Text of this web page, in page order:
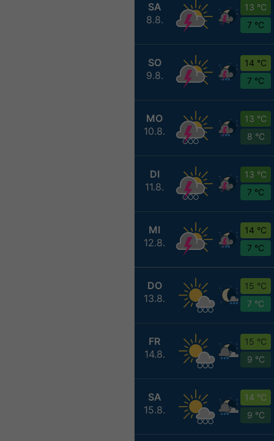
SA
8.8.
13 °C
7 °C
SO
9.8.
14 °C
7 °C
MO
10.8.
13 °C
8 °C
DI
11.8.
13 °C
7 °C
MI
12.8.
14 °C
7 °C
DO
13.8.
15 °C
7 °C
FR
14.8.
15 °C
9 °C
SA
15.8.
14 °C
9 °C